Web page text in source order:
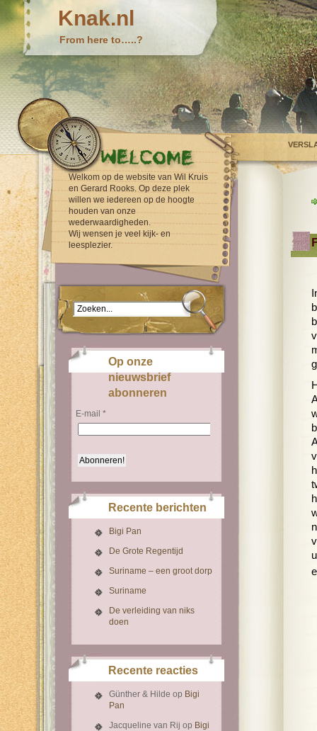
Knak.nl
From here to…..?
Welkom op de website van Wil Kruis
en Gerard Rooks. Op deze plek
willen we iedereen op de hoogte
houden van onze
wederwaardigheden.
Wij wensen je veel kijk- en
leesplezier.
Op onze
nieuwsbrief
abonneren
E-mail *
Recente berichten
Bigi Pan
De Grote Regentijd
Suriname – een groot dorp
Suriname
De verleiding van niks
doen
Recente reacties
Günther & Hilde op Bigi
Pan
Jacqueline van Rij op Bigi